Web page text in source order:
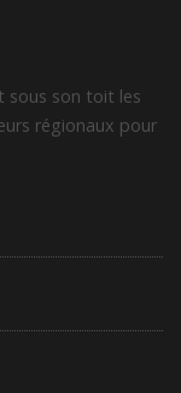
sous son toit les
régionaux pour